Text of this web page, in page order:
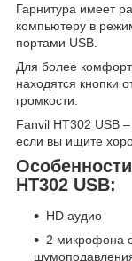
Гарнитура имеет
компьютеру в
портами USB.
Для более
находятся кнопки
громкости.
Fanvil HT302 USB
если вы ищите
HT302 USB:
HD аудио
2 микрофона